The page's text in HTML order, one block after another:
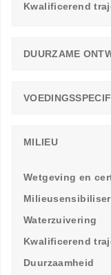
Kwalificerend
DUURZAME
MILIEU
Wetgeving en
Waterzuivering
Kwalificerend
Duurzaamheid